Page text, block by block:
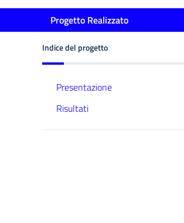
Progetto Realizzato
Indice del progetto
Presentazione
Risultati